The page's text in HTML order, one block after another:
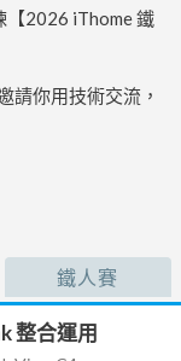
【2026 iThome 鐵
請你用技術交流，
鐵人賽
整合運用